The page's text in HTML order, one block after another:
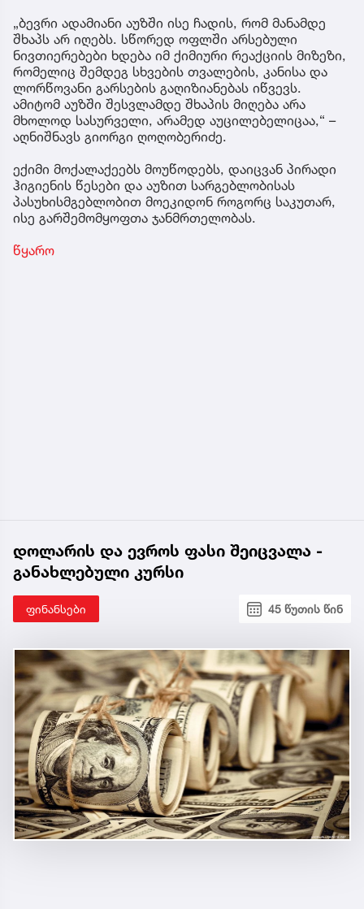
„ბევრი ადამიანი აუზში ისე ჩადის, რომ მანამდე
შხაპს არ იღებს. სწორედ ოფლში არსებული
ნივთიერებები ხდება იმ ქიმიური რეაქციის მიზეზი,
რომელიც შემდეგ სხვების თვალების, კანისა და
ლორწოვანი გარსების გაღიზიანებას იწვევს.
ამიტომ აუზში შესვლამდე შხაპის მიღება არა
მხოლოდ სასურველი, არამედ აუცილებელიცაა,“ –
აღნიშნავს გიორგი ღოღობერიძე.
ექიმი მოქალაქეებს მოუწოდებს, დაიცვან პირადი
ჰიგიენის წესები და აუზით სარგებლობისას
პასუხისმგებლობით მოეკიდონ როგორც საკუთარ,
ისე გარშემომყოფთა ჯანმრთელობას.
წყარო
დოლარის და ევროს ფასი შეიცვალა -
განახლებული კურსი
ფინანსები 45 წუთის წინ